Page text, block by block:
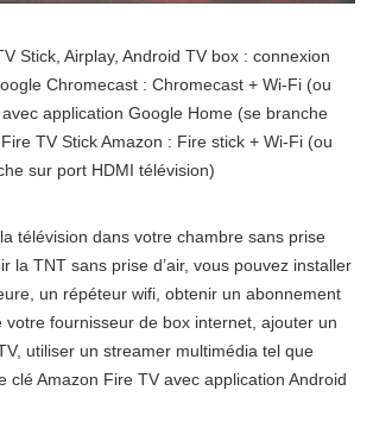
Stick, Airplay, Android TV box : connexion
Chromecast : Chromecast + Wi-Fi (ou
application Google Home (se branche
TV Stick Amazon : Fire stick + Wi-Fi (ou
sur port HDMI télévision)
télévision dans votre chambre sans prise
la TNT sans prise d’air, vous pouvez installer
un répéteur wifi, obtenir un abonnement
votre fournisseur de box internet, ajouter un
utiliser un streamer multimédia tel que
clé Amazon Fire TV avec application Android